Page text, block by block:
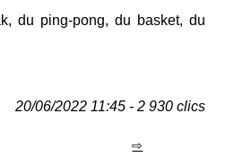
du ping-pong, du basket, du
20/06/2022 11:45 - 2 930 clics